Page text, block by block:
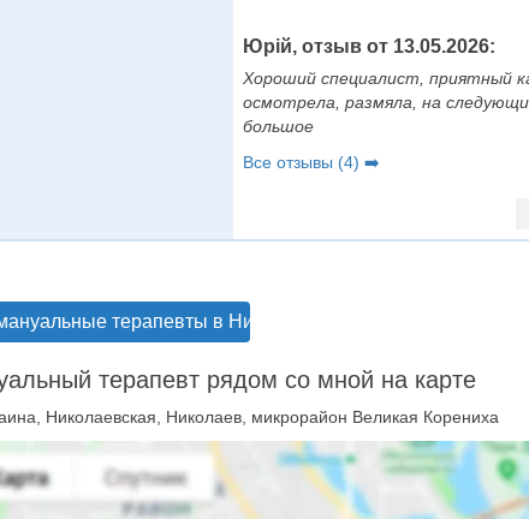
Юрій, отзыв от 13.05.2026:
Хороший специалист, приятный
осмотрела, размяла, на
большое
Все отзывы (4) ➡️
терапевты в Николаеве
терапевт рядом со мной на карте
Николаевская, Николаев, микрорайон Великая Корениха